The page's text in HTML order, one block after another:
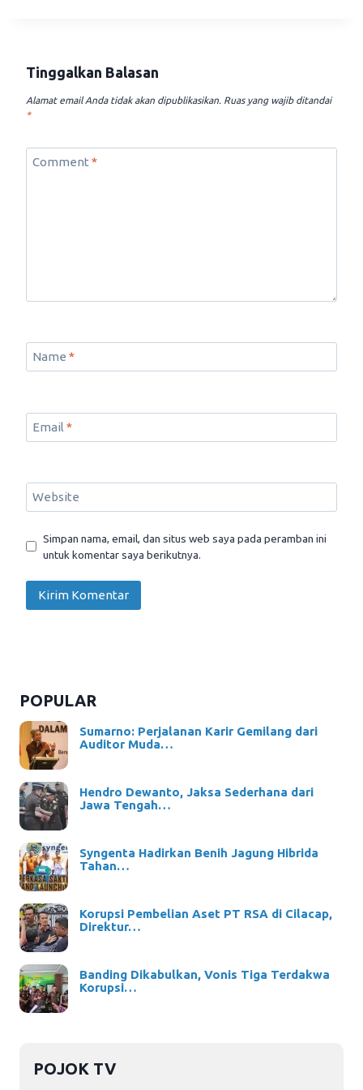
Tinggalkan Balasan
Alamat email Anda tidak akan dipublikasikan. Ruas yang wajib ditandai
*
Comment *
Name *
Email *
Website
Simpan nama, email, dan situs web saya pada peramban ini
untuk komentar saya berikutnya.
POPULAR
Sumarno: Perjalanan Karir Gemilang dari
Auditor Muda…
Hendro Dewanto, Jaksa Sederhana dari
Jawa Tengah…
Syngenta Hadirkan Benih Jagung Hibrida
Tahan…
Korupsi Pembelian Aset PT RSA di Cilacap,
Direktur…
Banding Dikabulkan, Vonis Tiga Terdakwa
Korupsi…
POJOK TV